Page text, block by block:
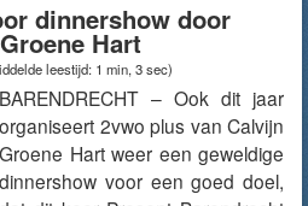
dinnershow door
Hart
leestijd: 1 min, 3 sec)
BARENDRECHT – Ook dit jaar
organiseert 2vwo plus van Calvijn
Groene Hart weer een geweldige
dinnershow voor een goed doel,